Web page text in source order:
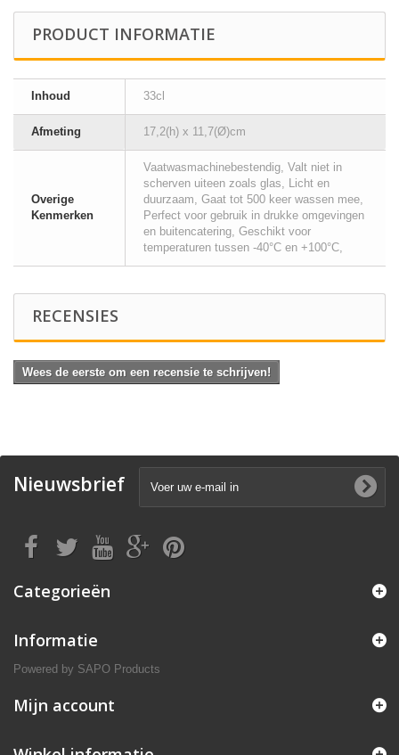
PRODUCT INFORMATIE
Inhoud 33cl
Afmeting 17,2(h) x 11,7(Ø)cm
Overige
Kenmerken
Vaatwasmachinebestendig, Valt niet in
scherven uiteen zoals glas, Licht en
duurzaam, Gaat tot 500 keer wassen mee,
Perfect voor gebruik in drukke omgevingen
en buitencatering, Geschikt voor
temperaturen tussen -40°C en +100°C,
RECENSIES
Wees de eerste om een recensie te schrijven!
Nieuwsbrief
Categorieën
Informatie
Powered by SAPO Products
Mijn account